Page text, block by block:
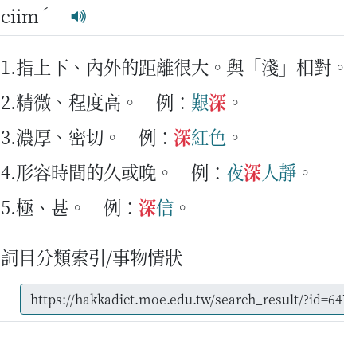
ciim ˊ
1.指上下、內外的距離很大。與「淺」相對。
2.精微、程度高。
例： 艱深 。
3.濃厚、密切。
例： 深紅色 。
4.形容時間的久或晚。
例： 夜深人靜 。
5.極、甚。
例： 深信 。
詞目分類索引/事物情狀